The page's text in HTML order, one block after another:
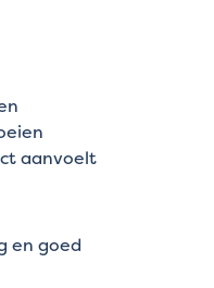
aanvoelt
en goed